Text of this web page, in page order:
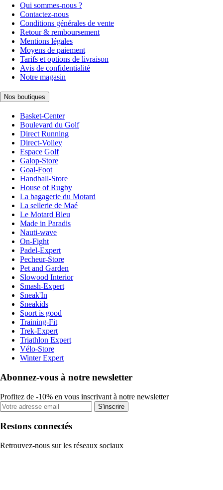
Qui sommes-nous ?
Contactez-nous
Conditions générales de vente
Retour & remboursement
Mentions légales
Moyens de paiement
Tarifs et options de livraison
Avis de confidentialité
Notre magasin
Nos boutiques
Basket-Center
Boulevard du Golf
Direct Running
Direct-Volley
Espace Golf
Galop-Store
Goal-Foot
Handball-Store
House of Rugby
La bagagerie du Motard
La sellerie de Maé
Le Motard Bleu
Made in Paradis
Nauti-wave
On-Fight
Padel-Expert
Pecheur-Store
Pet and Garden
Slowood Interior
Smash-Expert
Sneak'In
Sneakids
Sport is good
Training-Fit
Trek-Expert
Triathlon Expert
Vélo-Store
Winter Expert
Abonnez-vous à notre newsletter
Profitez de -10% en vous inscrivant à notre newsletter
S'inscrire
Restons connectés
Retrouvez-nous sur les réseaux sociaux